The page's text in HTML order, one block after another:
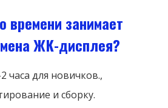
времени занимает
ЖК-дисплея?
часа для новичков.,
и сборку.